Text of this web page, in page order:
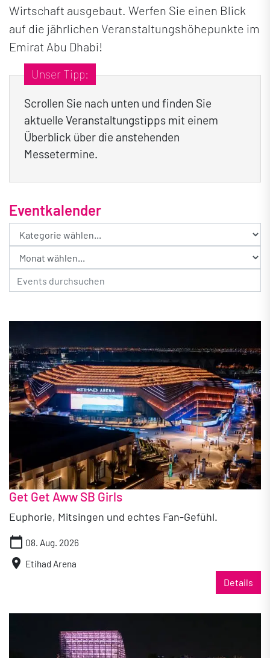
Wirtschaft ausgebaut. Werfen Sie einen Blick
auf die jährlichen Veranstaltungshöhepunkte im
Emirat Abu Dhabi!
Scrollen Sie nach unten und finden Sie
aktuelle Veranstaltungstipps mit einem
Überblick über die anstehenden
Messetermine.
Eventkalender
Get Get Aww SB Girls
Euphorie, Mitsingen und echtes Fan-Gefühl.
calendar_today 08. Aug. 2026
location_on Etihad Arena
Details